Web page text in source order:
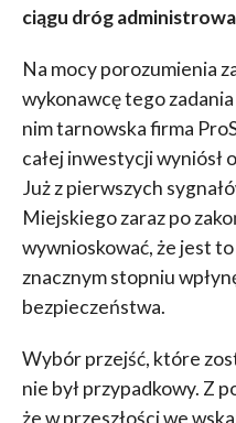
ciągu dróg
Na mocy porozumienia
wykonawcę tego zadania
nim tarnowska firma
całej inwestycji wyniósł
Już z pierwszych
Miejskiego zaraz po
wywnioskować, że jest
znacznym stopniu
bezpieczeństwa.
Wybór przejść, które
nie był przypadkowy. Z
że w przeszłości we